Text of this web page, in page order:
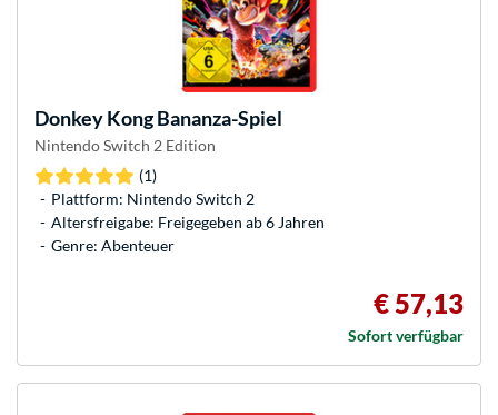
Donkey Kong Bananza-Spiel
Nintendo Switch 2 Edition
(1)
Plattform: Nintendo Switch 2
Altersfreigabe: Freigegeben ab 6 Jahren
Genre: Abenteuer
€ 57,13
Sofort verfügbar